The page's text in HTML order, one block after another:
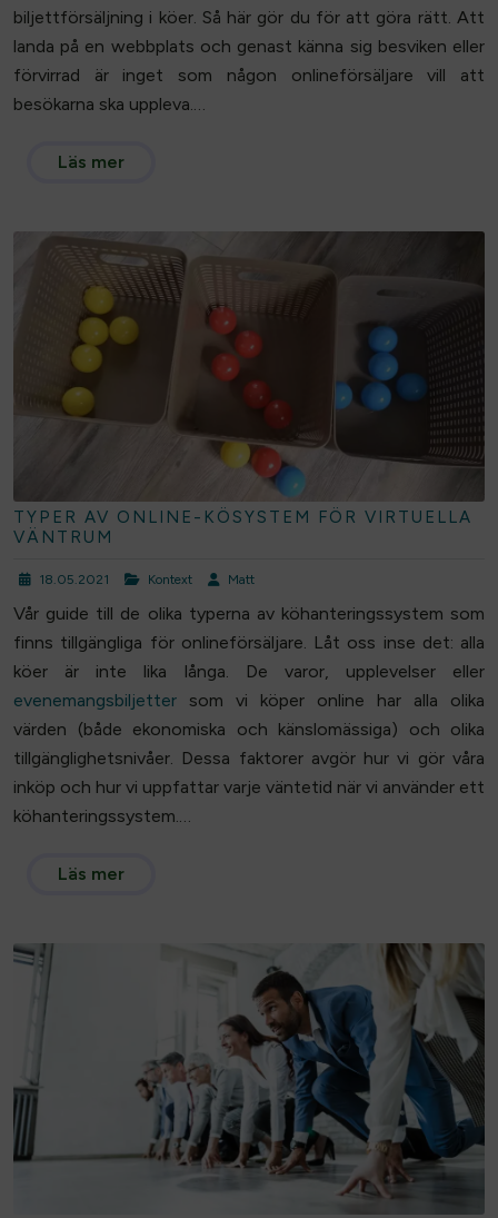
biljettförsäljning i köer. Så här gör du för att göra rätt. Att
landa på en webbplats och genast känna sig besviken eller
förvirrad är inget som någon onlineförsäljare vill att
besökarna ska uppleva.…
Läs mer
TYPER AV ONLINE-KÖSYSTEM FÖR VIRTUELLA
VÄNTRUM
18.05.2021 Kontext Matt
Vår guide till de olika typerna av köhanteringssystem som
finns tillgängliga för onlineförsäljare. Låt oss inse det: alla
köer är inte lika långa. De varor, upplevelser eller
evenemangsbiljetter som vi köper online har alla olika
värden (både ekonomiska och känslomässiga) och olika
tillgänglighetsnivåer. Dessa faktorer avgör hur vi gör våra
inköp och hur vi uppfattar varje väntetid när vi använder ett
köhanteringssystem.…
Läs mer